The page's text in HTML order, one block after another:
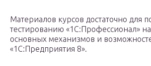
Материалов курсов достаточно для
тестированию «1С:Профессионал»
основных механизмов и
«1С:Предприятия 8».